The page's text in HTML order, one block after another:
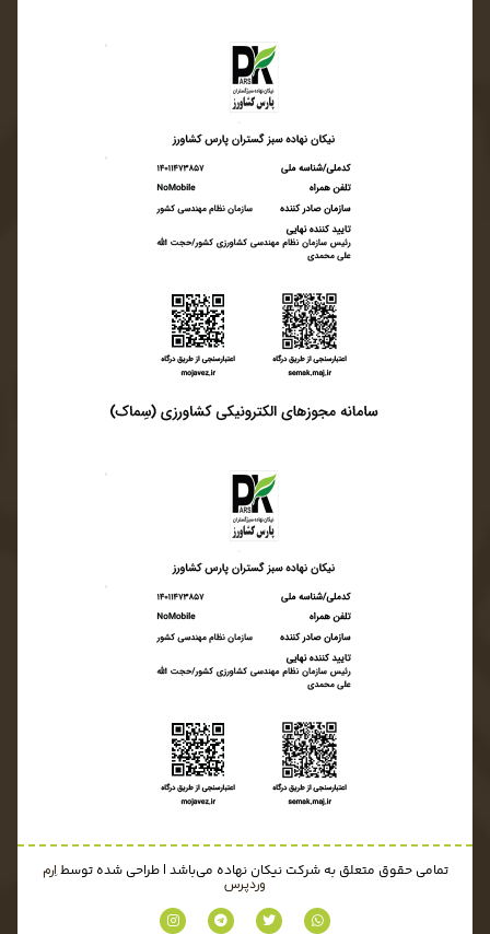
تمامی حقوق متعلق به شرکت نیکان نهاده می‌باشد | طراحی شده توسطاِرم
وردپرس